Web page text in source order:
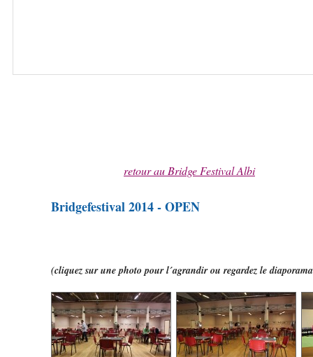
retour au Bridge Festival Albi
Bridgefestival 2014 - OPEN
(cliquez sur une photo pour l´agrandir ou regardez le